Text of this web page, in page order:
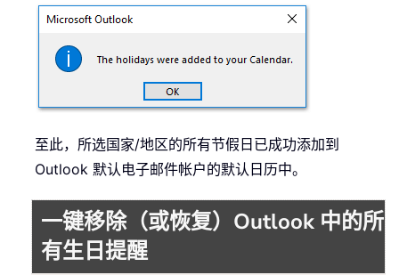
至此，所选国家/地区的所有节假日已成功添加到
Outlook 默认电子邮件帐户的默认日历中。
一键移除（或恢复）Outlook 中的所
有生日提醒